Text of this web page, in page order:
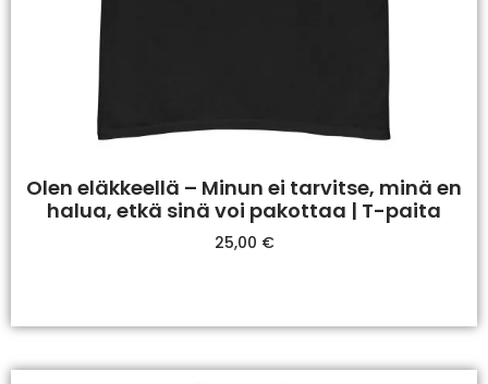
Olen eläkkeellä – Minun ei tarvitse, minä en
halua, etkä sinä voi pakottaa | T-paita
25,00 €